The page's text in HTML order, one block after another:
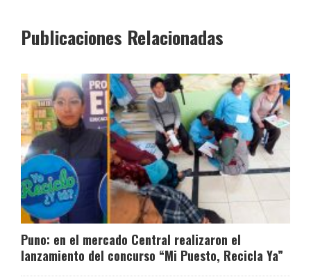
Publicaciones Relacionadas
Puno: en el mercado Central realizaron el
lanzamiento del concurso “Mi Puesto, Recicla Ya”